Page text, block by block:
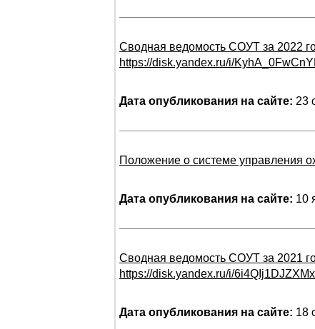
Сводная ведомость СОУТ за 2022
https://disk.yandex.ru/i/
Дата опубликования на сайте: 23
Положение о системе управления
Дата опубликования на сайте: 10
Сводная ведомость СОУТ за 2021
https://disk.yandex.ru/i/
Дата опубликования на сайте: 18